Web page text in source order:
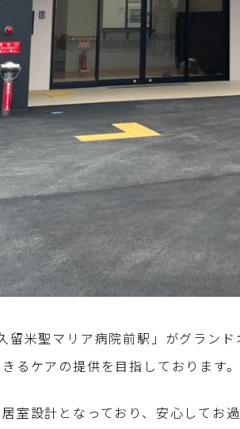
米聖マリア病院前駅」がグランド
るケアの提供を目指しております。
室設計となっており、安心してお過